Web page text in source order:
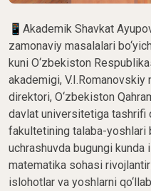
📱Akademik Shavkat
zamonaviy masalalari
kuni O‘zbekiston
akademigi,
direktori, O‘zbekiston
davlat universitetiga tashrifi
fakultetining talaba-yoshlari
uchrashuvda bugungi
matematika sohasi
islohotlar va yoshlarni